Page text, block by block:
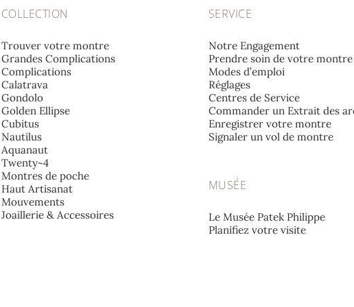
COLLECTION
Trouver votre montre
Grandes Complications
Complications
Calatrava
Gondolo
Golden Ellipse
Cubitus
Nautilus
Aquanaut
Twenty~4
Montres de poche
Haut Artisanat
Mouvements
Joaillerie & Accessoires
SERVICE
Notre Engagement
Prendre soin de votre montre
Modes d’emploi
Réglages
Centres de Service
Commander un Extrait des
Enregistrer votre montre
Signaler un vol de montre
MUSÉE
Le Musée Patek Philippe
Planifiez votre visite